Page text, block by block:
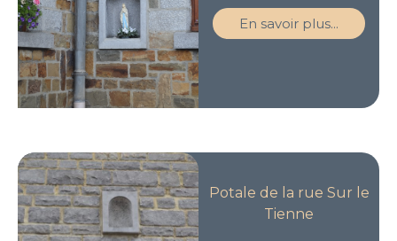
En savoir plus...
Potale de la rue Sur le
Tienne